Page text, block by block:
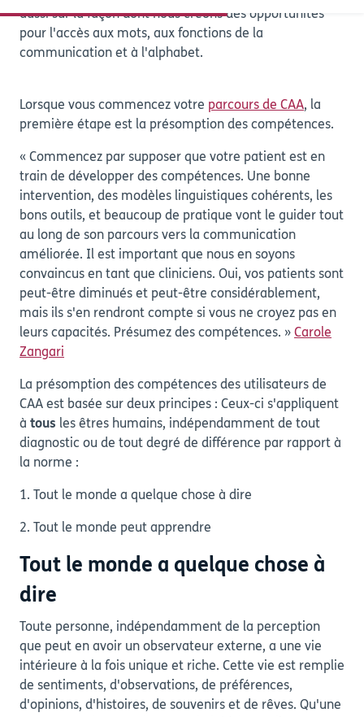
aussi sur la façon dont nous créons des opportunités
pour l'accès aux mots, aux fonctions de la
communication et à l'alphabet.
Lorsque vous commencez votre parcours de CAA, la
première étape est la présomption des compétences.
« Commencez par supposer que votre patient est en
train de développer des compétences. Une bonne
intervention, des modèles linguistiques cohérents, les
bons outils, et beaucoup de pratique vont le guider tout
au long de son parcours vers la communication
améliorée. Il est important que nous en soyons
convaincus en tant que cliniciens. Oui, vos patients sont
peut-être diminués et peut-être considérablement,
mais ils s'en rendront compte si vous ne croyez pas en
leurs capacités. Présumez des compétences. » Carole
Zangari
La présomption des compétences des utilisateurs de
CAA est basée sur deux principes : Ceux-ci s'appliquent
à tous les êtres humains, indépendamment de tout
diagnostic ou de tout degré de différence par rapport à
la norme :
1. Tout le monde a quelque chose à dire
2. Tout le monde peut apprendre
Tout le monde a quelque chose à
dire
Toute personne, indépendamment de la perception
que peut en avoir un observateur externe, a une vie
intérieure à la fois unique et riche. Cette vie est remplie
de sentiments, d'observations, de préférences,
d'opinions, d'histoires, de souvenirs et de rêves. Qu'une